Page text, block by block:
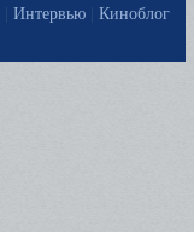
Интервью Киноблог